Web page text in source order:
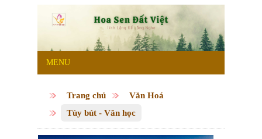
MENU
Trang chủ
Văn Hoá
Tùy bút - Văn học